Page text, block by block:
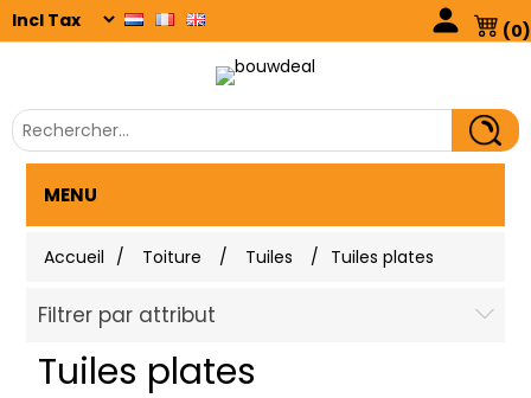
(0)
MENU
Accueil / Toiture / Tuiles / Tuiles plates
Filtrer par attribut
Tuiles plates